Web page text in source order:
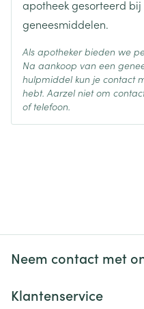
apotheek gesorteerd
geneesmiddelen.
Als apotheker bieden we
Na aankoop van een
hulpmiddel kun je contact
hebt. Aarzel niet om
of telefoon.
Neem contact met
Klantenservice